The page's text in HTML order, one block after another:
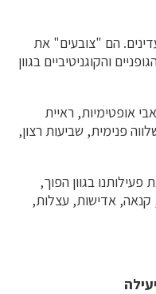
הם "צובעים" את
והקוגניטיביים בגוון
אופטימיות, ראיית
פנימית, שביעות רצון,
בגוון הפוך,
קנאה, אדישות, עצלות,